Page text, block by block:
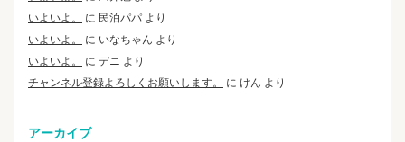
いよいよ。
に 民泊パパ より
いよいよ。
に いなちゃん より
いよいよ。
に デニ より
チャンネル登録よろしくお願いします。
に けん より
アーカイブ